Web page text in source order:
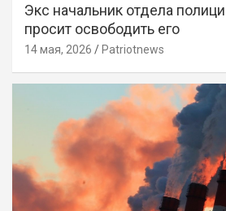
Экс начальник отдела
просит освободить его
14 мая, 2026 Patriotnews